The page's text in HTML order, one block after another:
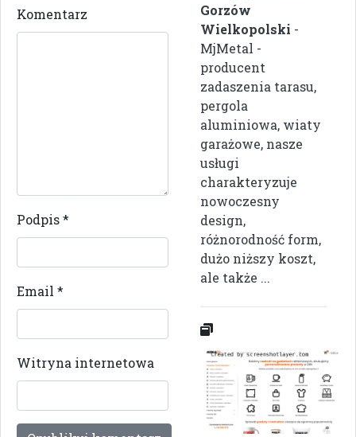
Komentarz
Podpis*
Email *
Witryna internetowa
Gorzów
Wielkopolski -
MjMetal -
producent
zadaszenia tarasu,
pergola
aluminiowa, wiaty
garażowe, nasze
usługi
charakteryzuje
nowoczesny
design,
różnorodność form,
dużo niższy koszt,
ale także ...